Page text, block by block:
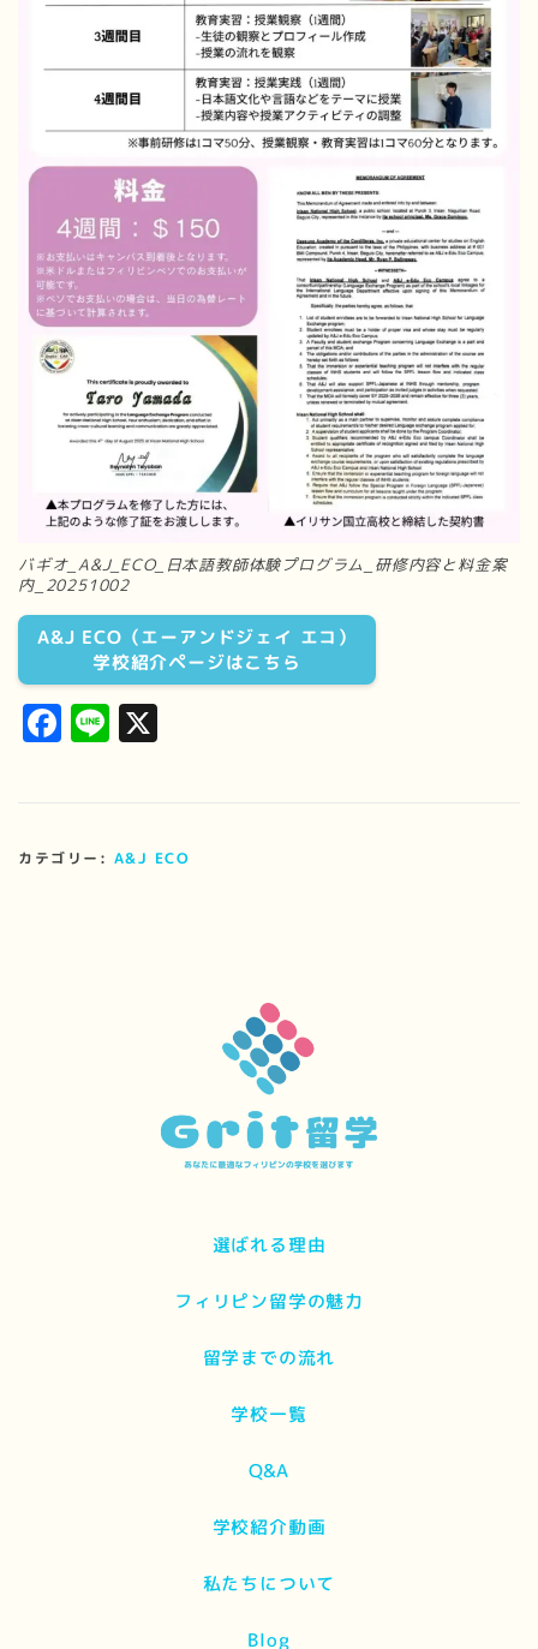
バギオ_A&J_ECO_日本語教師体験プログラム_研修内容と料金案
内_20251002
A&J ECO（エーアンドジェイ エコ）
学校紹介ページはこちら
Facebook
Line
カテゴリー: A&J ECO
選ばれる理由
フィリピン留学の魅力
留学までの流れ
学校一覧
Q&A
学校紹介動画
私たちについて
Blog